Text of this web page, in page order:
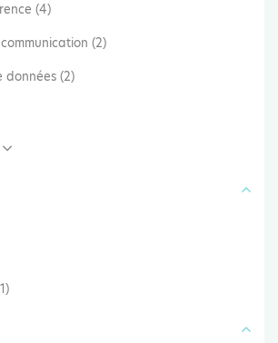
(4)
(2)
données (2)